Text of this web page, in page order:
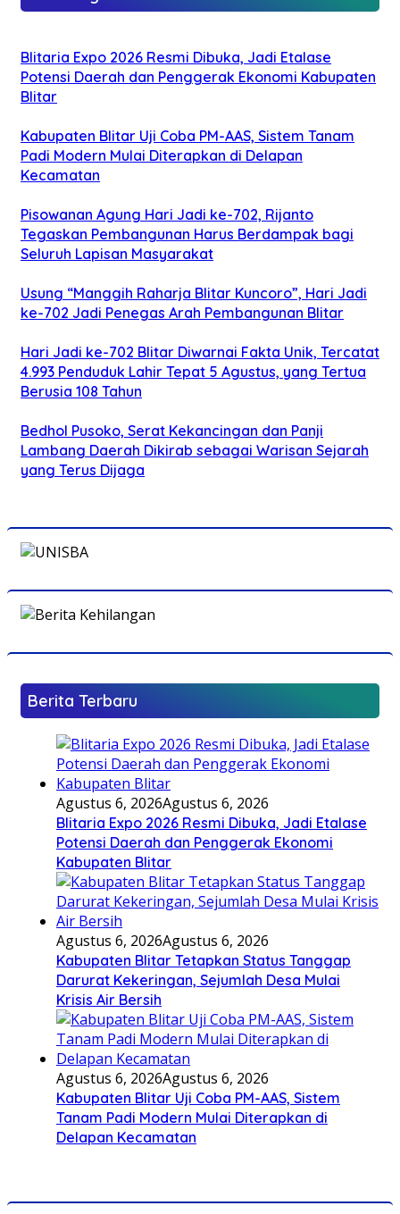
Blitaria Expo 2026 Resmi Dibuka, Jadi Etalase
Potensi Daerah dan Penggerak Ekonomi Kabupaten
Blitar
Kabupaten Blitar Uji Coba PM-AAS, Sistem Tanam
Padi Modern Mulai Diterapkan di Delapan
Kecamatan
Pisowanan Agung Hari Jadi ke-702, Rijanto
Tegaskan Pembangunan Harus Berdampak bagi
Seluruh Lapisan Masyarakat
Usung “Manggih Raharja Blitar Kuncoro”, Hari Jadi
ke-702 Jadi Penegas Arah Pembangunan Blitar
Hari Jadi ke-702 Blitar Diwarnai Fakta Unik, Tercatat
4.993 Penduduk Lahir Tepat 5 Agustus, yang Tertua
Berusia 108 Tahun
Bedhol Pusoko, Serat Kekancingan dan Panji
Lambang Daerah Dikirab sebagai Warisan Sejarah
yang Terus Dijaga
Berita Terbaru
Agustus 6, 2026Agustus 6, 2026
Blitaria Expo 2026 Resmi Dibuka, Jadi Etalase
Potensi Daerah dan Penggerak Ekonomi
Kabupaten Blitar
Agustus 6, 2026Agustus 6, 2026
Kabupaten Blitar Tetapkan Status Tanggap
Darurat Kekeringan, Sejumlah Desa Mulai
Krisis Air Bersih
Agustus 6, 2026Agustus 6, 2026
Kabupaten Blitar Uji Coba PM-AAS, Sistem
Tanam Padi Modern Mulai Diterapkan di
Delapan Kecamatan